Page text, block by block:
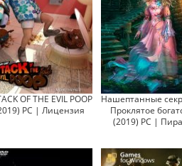
OF THE EVIL POOP
PC | Лицензия
Нашептанные
Проклятое
(2019) PC |